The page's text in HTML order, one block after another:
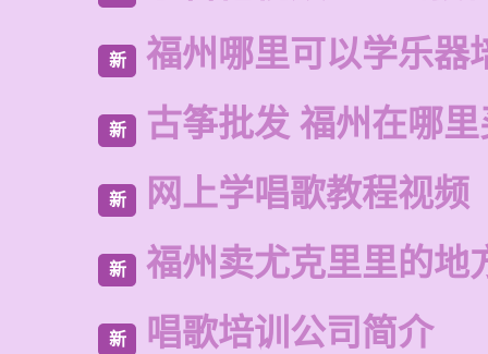
新 福州哪里可以学乐器
新 古筝批发 福州在哪
新 网上学唱歌教程视频
新 福州卖尤克里里的地
新 唱歌培训公司简介